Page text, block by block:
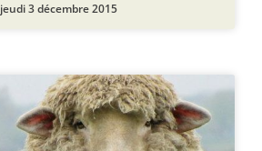
jeudi 3 décembre 2015